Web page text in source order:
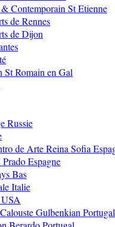
Contemporain St Etienne
de Rennes
de Dijon
St Romain en Gal
Russie
de Arte Reina Sofia
Espagne
Bas
Italie
USA
Gulbenkian Portugal